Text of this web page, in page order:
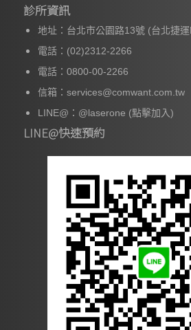
診所資訊
地址：台北市公園路13號 (台北捷
電話：(02)2312-2266
電話：0800-00-2266
信箱：services@comwant.com.tw
LINE@： @laserone (點擊加入)
LINE@快速預約